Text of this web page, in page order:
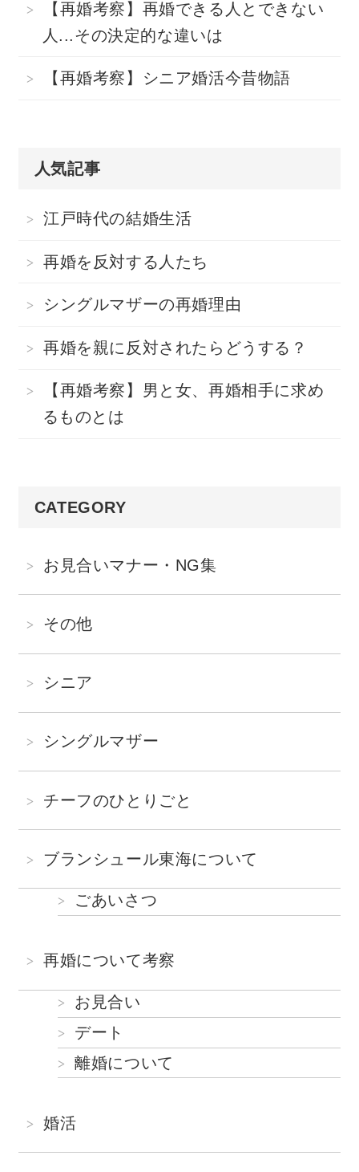
【再婚考察】再婚できる人とできない
人...その決定的な違いは
【再婚考察】シニア婚活今昔物語
人気記事
江戸時代の結婚生活
再婚を反対する人たち
シングルマザーの再婚理由
再婚を親に反対されたらどうする？
【再婚考察】男と女、再婚相手に求め
るものとは
CATEGORY
お見合いマナー・NG集
その他
シニア
シングルマザー
チーフのひとりごと
ブランシュール東海について
ごあいさつ
再婚について考察
お見合い
デート
離婚について
婚活